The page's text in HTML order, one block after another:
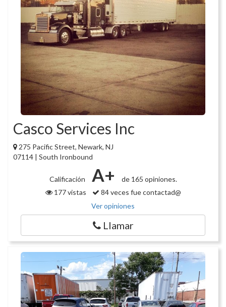
Casco Services Inc
275 Pacific Street, Newark, NJ
07114 | South Ironbound
Calificación A+
de 165 opiniones.
177 vistas
84 veces fue contactad@
Ver opiniones
Llamar